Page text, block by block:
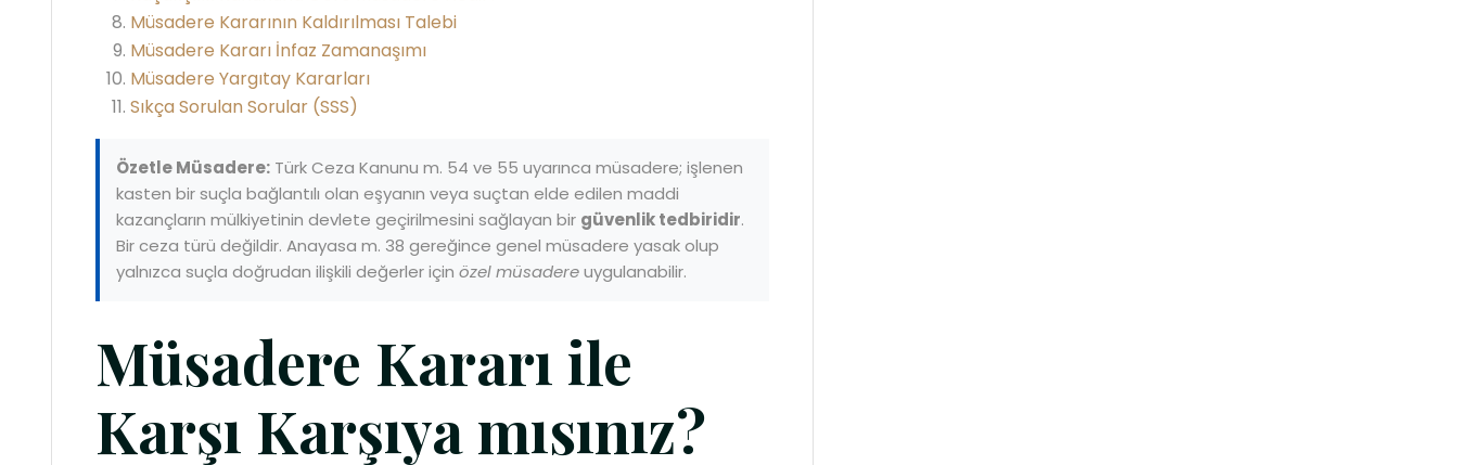
Müsadere Kararının Kaldırılması Talebi
Müsadere Kararı İnfaz Zamanaşımı
Müsadere Yargıtay Kararları
Sıkça Sorulan Sorular (SSS)
Özetle Müsadere: Türk Ceza Kanunu m. 54 ve 55 uyarınca müsadere; işlenen
kasten bir suçla bağlantılı olan eşyanın veya suçtan elde edilen maddi
kazançların mülkiyetinin devlete geçirilmesini sağlayan bir güvenlik tedbiridir.
Bir ceza türü değildir. Anayasa m. 38 gereğince genel müsadere yasak olup
yalnızca suçla doğrudan ilişkili değerler için özel müsadereuygulanabilir.
Müsadere Kararı ile
Karşı Karşıya mısınız?